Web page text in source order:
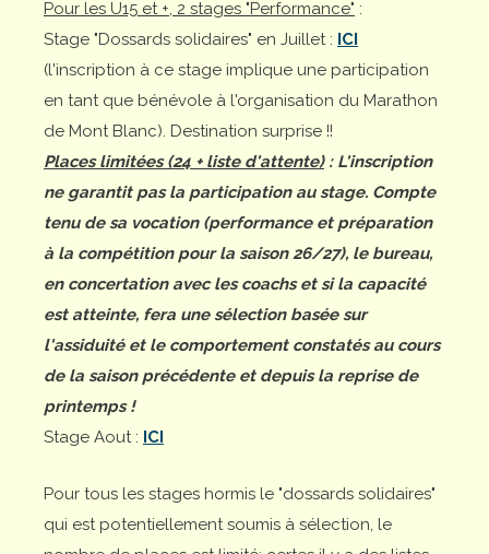
Pour les U15 et +, 2 stages "Performance" :
Stage "Dossards solidaires" en Juillet : ICI
(l'inscription à ce stage implique une participation
en tant que bénévole à l'organisation du Marathon
de Mont Blanc). Destination surprise !!
Places limitées (24 + liste d'attente): L'inscription
ne garantit pas la participation au stage. Compte
tenu de sa vocation (performance et préparation
à la compétition pour la saison 26/27), le bureau,
en concertation avec les coachs et si la capacité
est atteinte, fera une sélection basée sur
l'assiduité et le comportement constatés au cours
de la saison précédente et depuis la reprise de
printemps !
Stage Aout : ICI
Pour tous les stages hormis le "dossards solidaires"
qui est potentiellement soumis à sélection, le